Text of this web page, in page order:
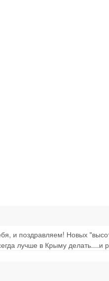
и поздравляем! Новых
лучше в Крыму делать....и